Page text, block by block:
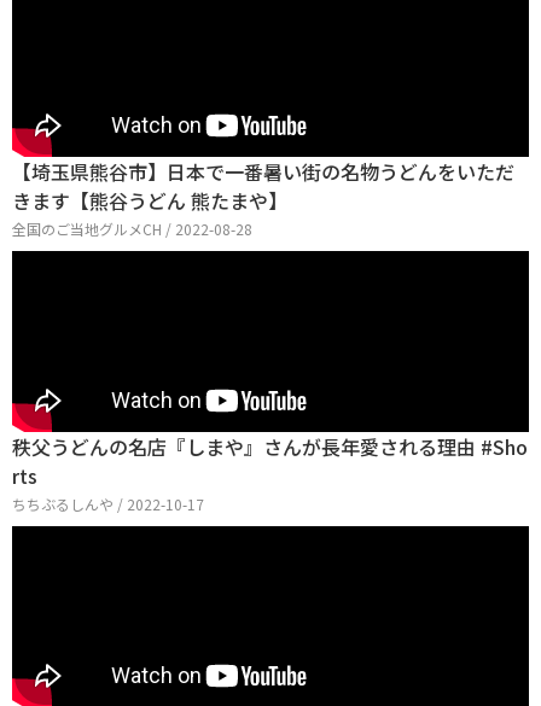
【埼玉県熊谷市】日本で一番暑い街の名物うどんをいただ
きます【熊谷うどん 熊たまや】
全国のご当地グルメCH / 2022-08-28
秩父うどんの名店『しまや』さんが長年愛される理由 #Sho
rts
ちちぶるしんや / 2022-10-17